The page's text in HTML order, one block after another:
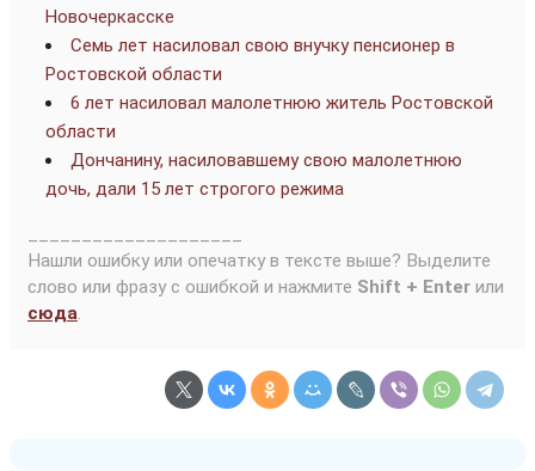
Новочеркасске
Семь лет насиловал свою внучку пенсионер в
Ростовской области
6 лет насиловал малолетнюю житель Ростовской
области
Дончанину, насиловавшему свою малолетнюю
дочь, дали 15 лет строгого режима
Нашли ошибку или опечатку в тексте выше? Выделите
слово или фразу с ошибкой и нажмите Shift + Enter или
сюда.